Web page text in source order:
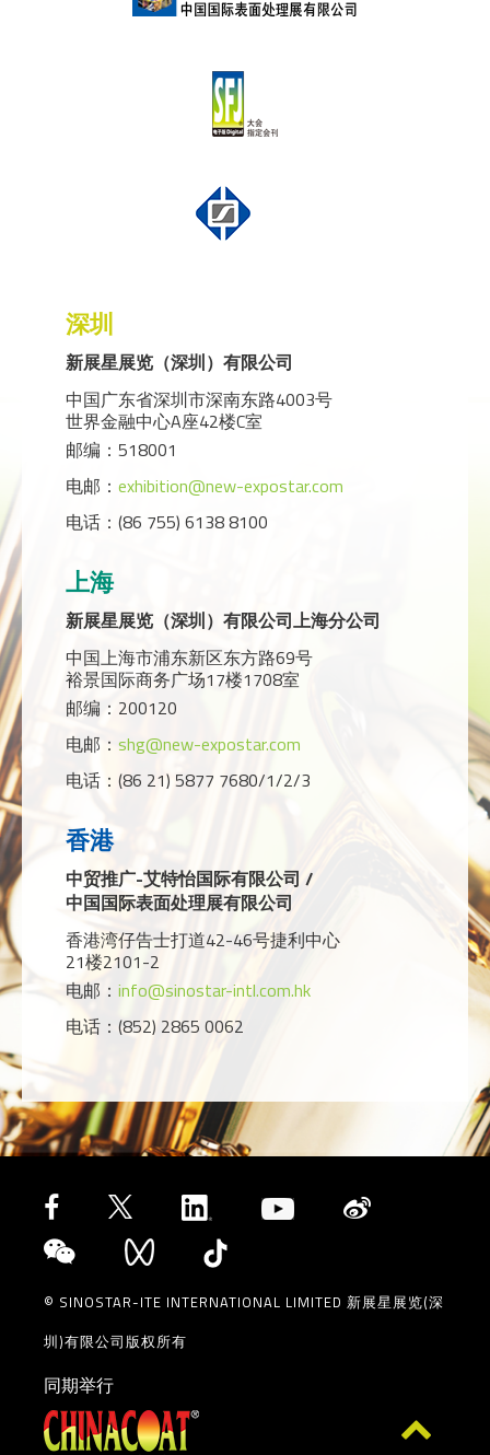
深圳
新展星展览（深圳）有限公司
中国广东省深圳市深南东路4003号
世界金融中心A座42楼C室
邮编：518001
电邮： exhibition@new-expostar.com
电话：(86 755) 6138 8100
上海
新展星展览（深圳）有限公司上海分公司
中国上海市浦东新区东方路69号
裕景国际商务广场17楼1708室
邮编：200120
电邮： shg@new-expostar.com
电话：(86 21) 5877 7680/1/2/3
香港
中贸推广-艾特怡国际有限公司 /
中国国际表面处理展有限公司
香港湾仔告士打道42-46号捷利中心
21楼2101-2
电邮： info@sinostar-intl.com.hk
电话：(852) 2865 0062
© SINOSTAR-ITE INTERNATIONAL LIMITED 新展星展览(深
圳)有限公司版权所有
同期举行